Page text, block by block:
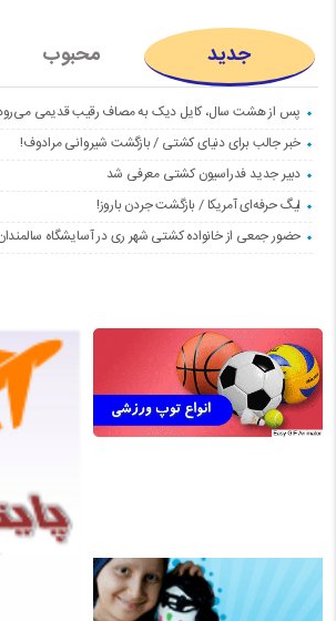
جدید محبوب
پس از هشت سال، کایل دیک به مصاف رقیب قدیمی
خبر جالب برای دنیای کشتی / بازگشت شیروانی مرادوف!
دبیر جدید فدراسیون کشتی معرفی شد
لیگ حرفه‌ای آمریکا / بازگشت جردن باروز!
حضور جمعی از خانواده کشتی شهر ری در آسایشگاه